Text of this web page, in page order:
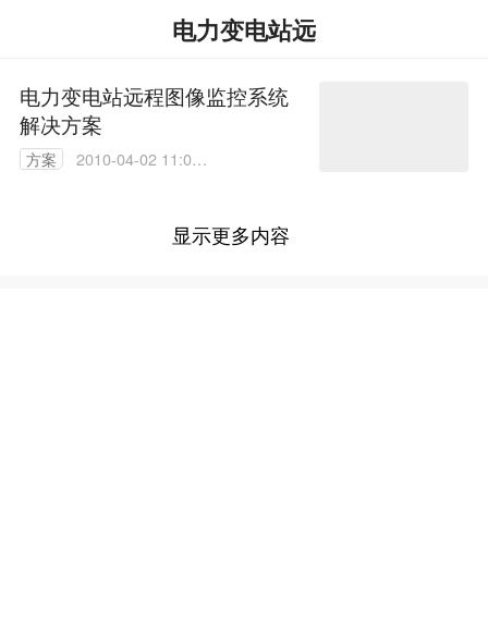
电力变电站远
电力变电站远程图像监控系统
解决方案
方案
2010-04-02 11:04:
显示更多内容